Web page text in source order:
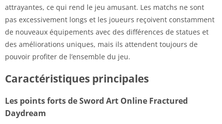
attrayantes, ce qui rend le jeu amusant. Les matchs ne sont
pas excessivement longs et les joueurs reçoivent constamment
de nouveaux équipements avec des différences de statues et
des améliorations uniques, mais ils attendent toujours de
pouvoir profiter de l’ensemble du jeu.
Caractéristiques principales
Les points forts de Sword Art Online Fractured
Daydream